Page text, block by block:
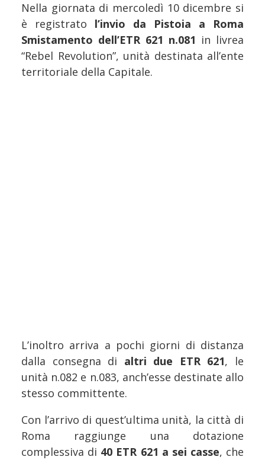
Nella giornata di mercoledì 10 dicembre si
è registrato l’invio da Pistoia a Roma
Smistamento dell’ETR 621 n.081 in livrea
“Rebel Revolution”, unità destinata all’ente
territoriale della Capitale.
L’inoltro arriva a pochi giorni di distanza
dalla consegna di altri due ETR 621, le
unità n.082 e n.083, anch’esse destinate allo
stesso committente.
Con l’arrivo di quest’ultima unità, la città di
Roma raggiunge una dotazione
complessiva di 40 ETR 621 a sei casse, che